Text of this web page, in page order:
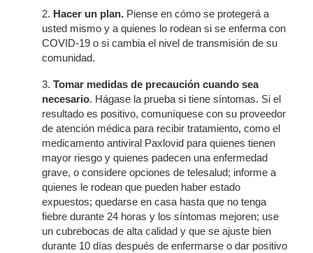
2. Hacer un plan. Piense en cómo se protegerá a
usted mismo y a quienes lo rodean si se enferma con
COVID-19 o si cambia el nivel de transmisión de su
comunidad.
3. Tomar medidas de precaución cuando sea
necesario. Hágase la prueba si tiene síntomas. Si el
resultado es positivo, comuníquese con su proveedor
de atención médica para recibir tratamiento, como el
medicamento antiviral Paxlovid para quienes tienen
mayor riesgo y quienes padecen una enfermedad
grave, o considere opciones de telesalud; informe a
quienes le rodean que pueden haber estado
expuestos; quedarse en casa hasta que no tenga
fiebre durante 24 horas y los síntomas mejoren; use
un cubrebocas de alta calidad y que se ajuste bien
durante 10 días después de enfermarse o dar positivo